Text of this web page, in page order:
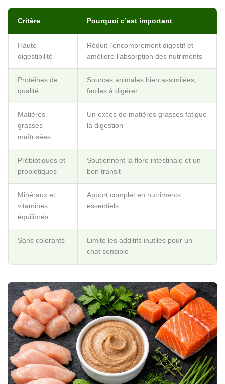
Critère Pourquoi c’est important
Haute
digestibilité
Réduit l’encombrement digestif et
améliore l’absorption des nutriments
Protéines de
qualité
Sources animales bien assimilées,
faciles à digérer
Matières
grasses
maîtrisées
Un excès de matières grasses fatigue
la digestion
Prébiotiques et
probiotiques
Soutiennent la flore intestinale et un
bon transit
Minéraux et
vitamines
équilibrés
Apport complet en nutriments
essentiels
Sans colorants
Limite les additifs inutiles pour un
chat sensible